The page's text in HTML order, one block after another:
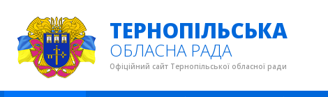
ТЕРНОПІЛЬСЬКА
ОБЛАСНА РАДА
Офіційний сайт Тернопільської обласної ради